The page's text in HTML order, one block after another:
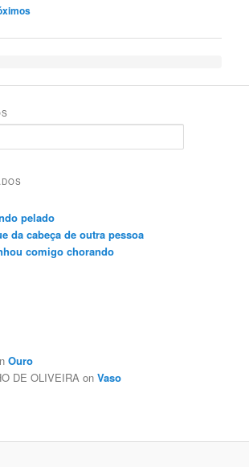
pelado
da cabeça de outra pessoa
comigo chorando
Ouro
DE OLIVEIRA onVaso